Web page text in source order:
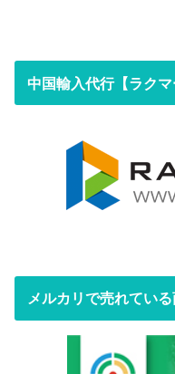
中国輸入代行【ラク
メルカリで売れてい